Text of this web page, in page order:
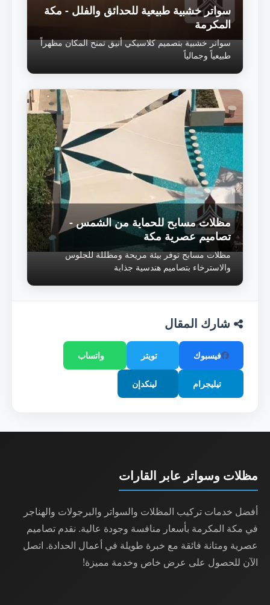
سواتر خشبية طبيعية للحدائق والفلل - مكة
المكرمة
سواتر خشبية بتصميم كلاسيكي أنيق تمنح المكان مظهراً
طبيعياً وجمالياً
مظلات مسابح للحماية من الشمس -
تصاميم عصرية مكة
مظلات مسابح توفر بيئة مريحة ومظللة للجلوس
والاسترخاء بتصاميم هندسية جذابة
شارك المقال
فيسبوك تويتر واتساب
تيليجرام لينكدإن
مظلات وسواتر عابر القارات
أفضل خدمات تركيب المظلات والسواتر والبرجولات والهناجر
في مكة المكرمة بأسعار منافسة وجودة عالية. نقدم تصاميم
عصرية ومتانة فائقة مع خبرة طويلة في أعمال الحدادة. اتصل
الآن للحصول على عرض خاص وخدمة مميزة!